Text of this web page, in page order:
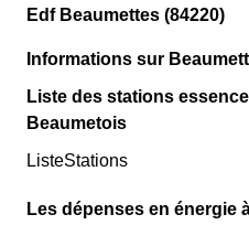
Edf Beaumettes (84220)
Informations sur
Liste des stations
Beaumetois
ListeStations
Les dépenses en énergie